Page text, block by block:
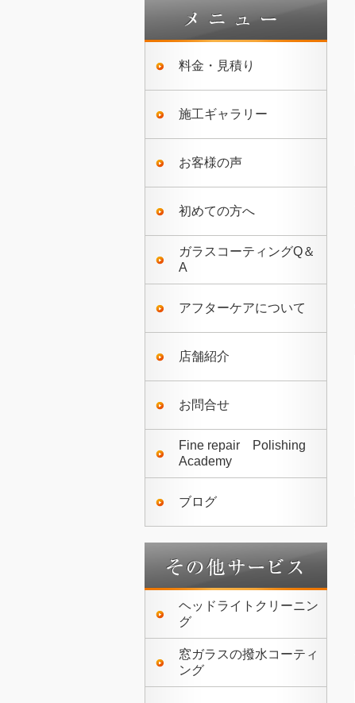
料金・見積り
施工ギャラリー
お客様の声
初めての方へ
ガラスコーティングQ＆
A
アフターケアについて
店舗紹介
お問合せ
Fine repair Polishing
Academy
ブログ
ヘッドライトクリーニン
グ
窓ガラスの撥水コーティ
ング